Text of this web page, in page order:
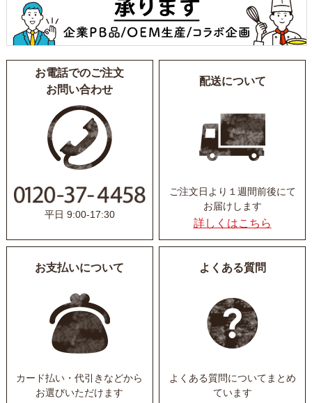
お電話でのご注文
お問い合わせ
平日 9:00-17:30
配送について
ご注文日より１週間前後にて
お届けします
詳しくはこちら
お支払いについて
カード払い・代引きなどから
お選びいただけます
よくある質問
よくある質問について まとめ
ています